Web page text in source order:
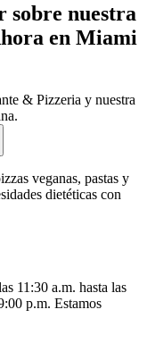
sobre nuestra
en Miami
& Pizzeria y nuestra
veganas, pastas y
dietéticas con
11:30 a.m. hasta las
p.m. Estamos